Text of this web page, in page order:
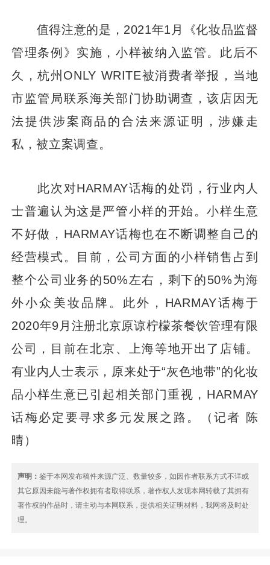
值得注意的是，2021年1月《化妆品监督
管理条例》实施，小样被纳入监管。此后不
久，杭州ONLY WRITE被消费者举报，当地
市监管局联系海关部门协助调查，该店因无
法提供涉案商品的合法来源证明，涉嫌走
私，被立案调查。
此次对HARMAY话梅的处罚，行业内人
士普遍认为这是严管小样的开始。小样生意
不好做，HARMAY话梅也在不断调整自己的
经营模式。目前，公司方面的小样销售占到
整个公司业务的50%左右，剩下的50%为海
外小众美妆品牌。此外，HARMAY话梅于
2020年9月注册北京原谅柠檬茶餐饮管理有限
公司，目前在北京、上海等地开出了店铺。
有业内人士表示，原来处于“灰色地带”的化妆
品小样生意已引起相关部门重视，HARMAY
话梅必定要寻求多元发展之路。（记者 陈
晴）
声明：鉴于本网发布稿件来源广泛、数量较多，如因作者联系方式不详或
其它原因未能与著作权拥有者取得联系，著作权人发现本网转载了其拥有
著作权的作品时，请主动与本网联系，提供相关证明材料，我网将及时处
理。